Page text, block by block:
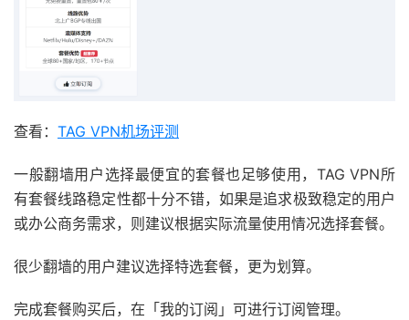
查看： TAG VPN机场评测
一般翻墙用户选择最便宜的套餐也足够使用，TAG VPN所
有套餐线路稳定性都十分不错，如果是追求极致稳定的用户
或办公商务需求，则建议根据实际流量使用情况选择套餐。
很少翻墙的用户建议选择特选套餐，更为划算。
完成套餐购买后，在「我的订阅」可进行订阅管理。